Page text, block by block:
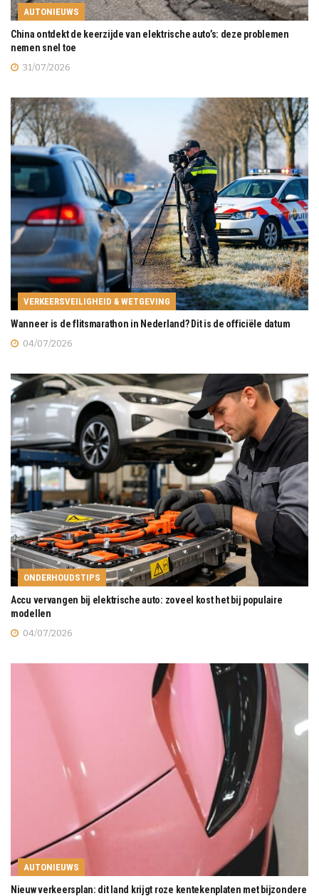
AUTONIEUWS
China ontdekt de keerzijde van elektrische auto’s: deze problemen
nemen snel toe
31/07/2026
VERKEERSVEILIGHEID & WETGEVING
Wanneer is de flitsmarathon in Nederland? Dit is de officiële datum
04/07/2026
ONDERHOUDSTIPS
Accu vervangen bij elektrische auto: zoveel kost het bij populaire
modellen
04/07/2026
AUTONIEUWS
Nieuw verkeersplan: dit land krijgt roze kentekenplaten met bijzondere